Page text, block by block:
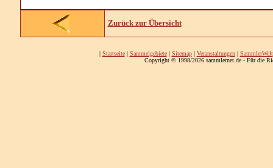
Zurück zur Übersicht
| Startseite| Sammelgebiete| Sitemap| Veranstaltungen| SammlerWelt
Copyright © 1998/2026 sammlernet.de - Für die